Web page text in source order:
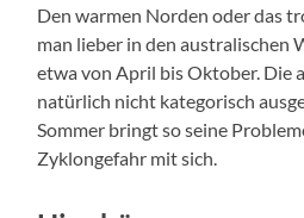
Den warmen Norden oder das
man lieber in den australischen
etwa von April bis Oktober. Die
natürlich nicht kategorisch
Sommer bringt so seine
Zyklongefahr mit sich.